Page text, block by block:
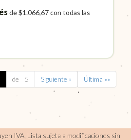
de$1.066,67con todas las
de 5 Siguiente » Última »»
IVA, Lista sujeta a modificaciones sin